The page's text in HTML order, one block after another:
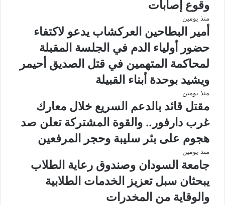
وقوع إصابات
منذ يومين
أمير البطاحين العركشاب يدعو لاكتفاء
حضور أولياء الدم في الجلسة المقبلة
لمحاكمة المتهمين في قتل الصديق أحيمر
ويشيد بوحدة أبناء القبيلة
منذ يومين
مقتل قائد بالدعم السريع خلال معارك
غرب دارفور.. والقوة المشتركة تعلن صد
هجوم على بئر سليبة وحجر المرفعين
منذ يومين
جامعة السودان وصندوق رعاية الطلاب
يبحثان سبل تعزيز الخدمات الطلابية
والوقاية من المخدرات